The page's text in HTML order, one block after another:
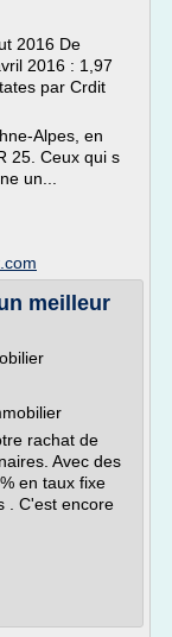
2016 De
2016 : 1,97
par Crdit
Alpes, en
25. Ceux qui s
un...
meilleur
rachat de
Avec des
en taux fixe
. C'est encore